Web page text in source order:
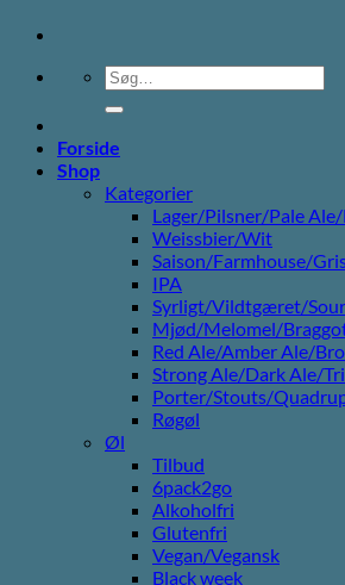
Søg
efter:
Forside
Shop
Kategorier
Lager/Pilsner/Pale
Weissbier/Wit
Saison/Farmhouse/
IPA
Syrligt/Vildtgæret/
Mjød/Melomel/
Red Ale/Amber Ale/
Strong Ale/Dark Ale/
Porter/Stouts/
Røgøl
Øl
Tilbud
6pack2go
Alkoholfri
Glutenfri
Vegan/Vegansk
Black week